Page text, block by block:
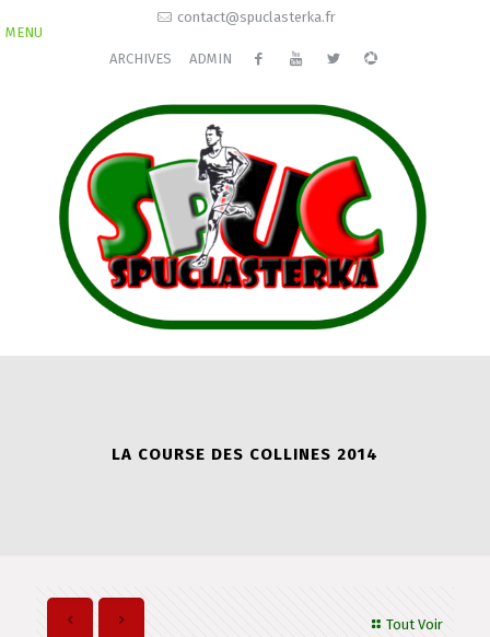
contact@spuclasterka.fr
ARCHIVES ADMIN
MENU
LA COURSE DES COLLINES 2014
Tout Voir